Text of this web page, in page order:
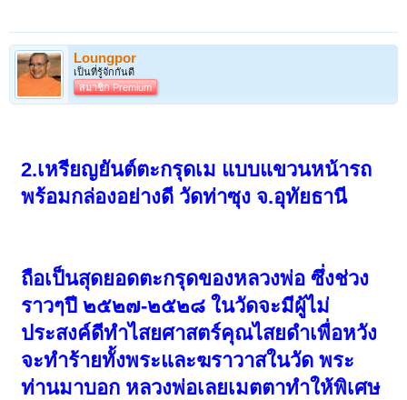
Loungpor
เป็นที่รู้จักกันดี
สมาชิก Premium
2.เหรียญยันต์ตะกรุดเม แบบแขวนหน้ารถ
พร้อมกล่องอย่างดี วัดท่าซุง จ.อุทัยธานี
ถือเป็นสุดยอดตะกรุดของหลวงพ่อ ซึ่งช่วง
ราวๆปี ๒๕๒๗-๒๕๒๘ ในวัดจะมีผู้ไม่
ประสงค์ดีทำไสยศาสตร์คุณไสยดำเพื่อหวัง
จะทำร้ายทั้งพระและฆราวาสในวัด พระ
ท่านมาบอก หลวงพ่อเลยเมตตาทำให้พิเศษ